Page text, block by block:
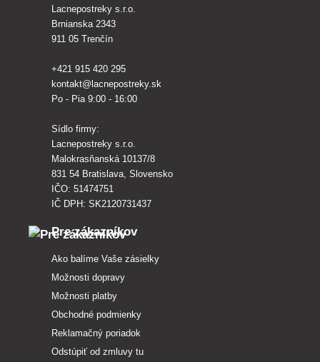
Lacnepostreky s.r.o.
Brnianska 2343
911 05 Trenčín
+421 915 420 295
kontakt@lacnepostreky.sk
Po - Pia 9:00 - 16:00
Sídlo firmy:
Lacnepostreky s.r.o.
Malokrasňanská 10137/8
831 54 Bratislava, Slovensko
IČO: 51474751
IČ DPH: SK2120731437
Pre zákazníkov
Ako balíme Vaše zásielky
Možnosti dopravy
Možnosti platby
Obchodné podmienky
Reklamačný poriadok
Odstúpiť od zmluvy tu